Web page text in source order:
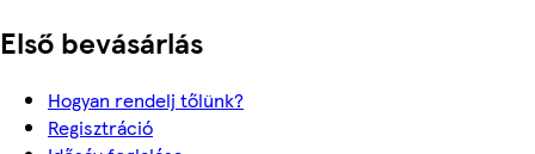
Első bevásárlás
Hogyan rendelj tőlünk?
Regisztráció